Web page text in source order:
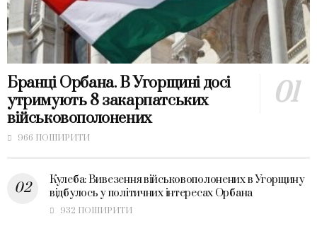
Бранці Орбана. В Угорщині досі
утримують 8 закарпатських
військовополонених
966 ПОШИРИТИ
Кулеба: Вивезення військовополонених в Угорщину
відбулось у політичних інтересах Орбана
932 ПОШИРИТИ